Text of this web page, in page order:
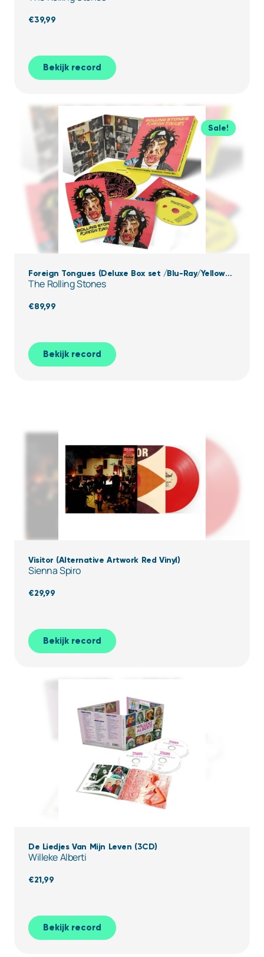
€39,99
Bekijk record
Sale!
Foreign Tongues (Deluxe Box set /Blu-Ray/Yellow
Vinyl)
The Rolling Stones
€89,99
Bekijk record
Visitor (Alternative Artwork Red Vinyl)
Sienna Spiro
€29,99
Bekijk record
De Liedjes Van Mijn Leven (3CD)
Willeke Alberti
€21,99
Bekijk record